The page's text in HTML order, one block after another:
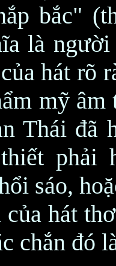
bắc"
là
hát rõ
mỹ
Thái đã
phải
sáo,
hát
chắn đó